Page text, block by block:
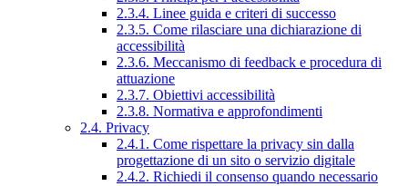
2.3.4. Linee guida e criteri di successo
2.3.5. Come rilasciare una dichiarazione di
accessibilità
2.3.6. Meccanismo di feedback e procedura di
attuazione
2.3.7. Obiettivi accessibilità
2.3.8. Normativa e approfondimenti
2.4. Privacy
2.4.1. Come rispettare la privacy sin dalla
progettazione di un sito o servizio digitale
2.4.2. Richiedi il consenso quando necessario